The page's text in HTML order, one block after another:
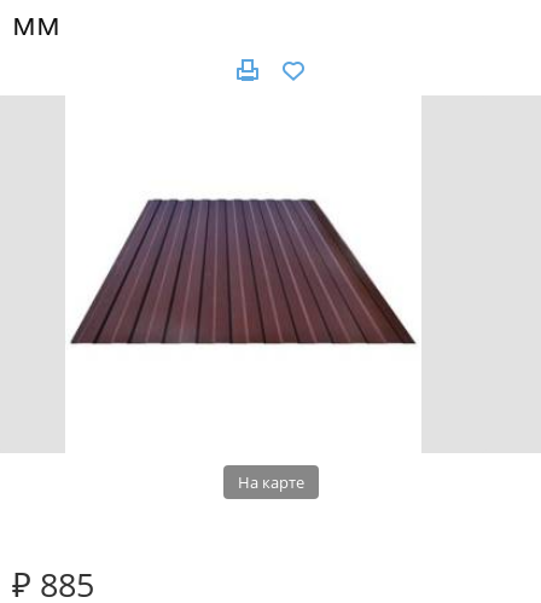
мм
На карте
₽ 885